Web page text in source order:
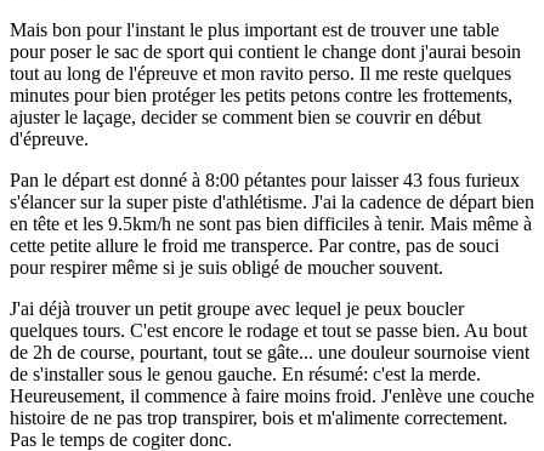
Mais bon pour l'instant le plus important est de trouver une table
pour poser le sac de sport qui contient le change dont j'aurai besoin
tout au long de l'épreuve et mon ravito perso. Il me reste quelques
minutes pour bien protéger les petits petons contre les frottements,
ajuster le laçage, decider se comment bien se couvrir en début
d'épreuve.
Pan le départ est donné à 8:00 pétantes pour laisser 43 fous furieux
s'élancer sur la super piste d'athlétisme. J'ai la cadence de départ bien
en tête et les 9.5km/h ne sont pas bien difficiles à tenir. Mais même à
cette petite allure le froid me transperce. Par contre, pas de souci
pour respirer même si je suis obligé de moucher souvent.
J'ai déjà trouver un petit groupe avec lequel je peux boucler
quelques tours. C'est encore le rodage et tout se passe bien. Au bout
de 2h de course, pourtant, tout se gâte... une douleur sournoise vient
de s'installer sous le genou gauche. En résumé: c'est la merde.
Heureusement, il commence à faire moins froid. J'enlève une couche
histoire de ne pas trop transpirer, bois et m'alimente correctement.
Pas le temps de cogiter donc.